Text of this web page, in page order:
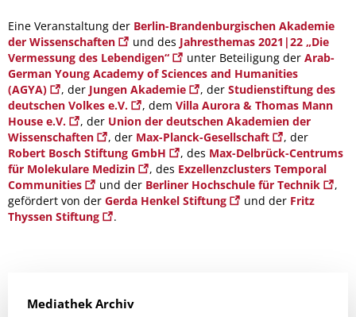
Eine Veranstaltung der Berlin-Brandenburgischen Akademie
der Wissenschaften
und des Jahresthemas 2021|22 „Die
Vermessung des Lebendigen“
unter Beteiligung der Arab-
German Young Academy of Sciences and Humanities
(AGYA)
, der Jungen Akademie , der Studienstiftung des
deutschen Volkes e.V.
, dem Villa Aurora & Thomas Mann
House e.V.
, der Union der deutschen Akademien der
Wissenschaften
, der Max-Planck-Gesellschaft
, der
Robert Bosch Stiftung GmbH
, des Max-Delbrück-Centrums
für Molekulare Medizin
, des Exzellenzclusters Temporal
Communities
und der Berliner Hochschule für Technik
,
gefördert von der Gerda Henkel Stiftung und der Fritz
Thyssen Stiftung
.
Mediathek Archiv